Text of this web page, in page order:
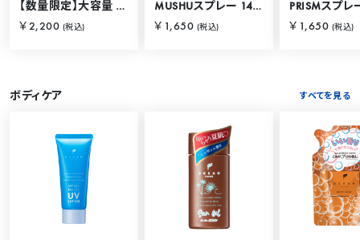
【数量限定】大容量 バリカタスプレー 280g
￥2,200 (税込)
MUSHUスプレー 140g
￥1,650 (税込)
PRISMスプレ
￥1,650 (税込)
ボディケア すべてを見る